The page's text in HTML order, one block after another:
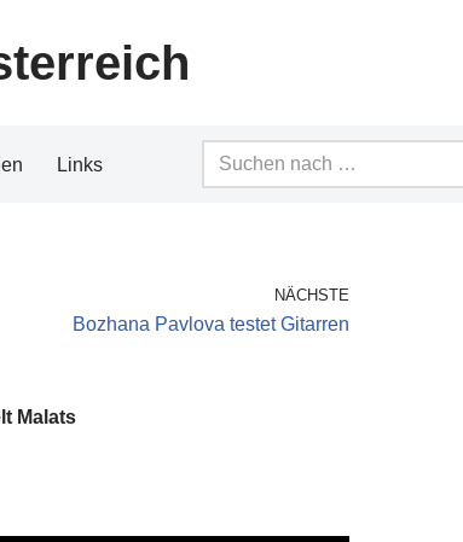
Links
NÄCHSTE
Bozhana Pavlova testet Gitarren
Malats